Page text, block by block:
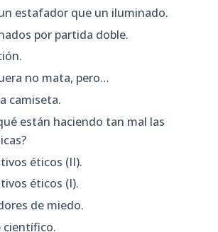
estafador que un iluminado.
por partida doble.
no mata, pero…
camiseta.
están haciendo tan mal las
éticos (II).
éticos (I).
de miedo.
científico.